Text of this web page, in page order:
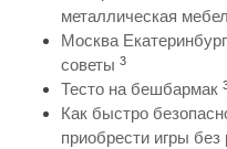
металлическая
Москва
советы 3
Тесто на бешбармак
Как быстро
приобрести игры